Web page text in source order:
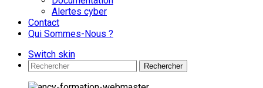
Alertes cyber
Contact
Qui Sommes-Nous ?
Switch skin
Rechercher